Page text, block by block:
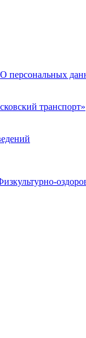
О персональных
транспорт»